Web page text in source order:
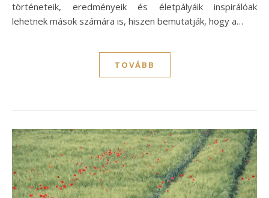
történeteik, eredményeik és életpályáik inspirálóak
lehetnek mások számára is, hiszen bemutatják, hogy a…
TOVÁBB